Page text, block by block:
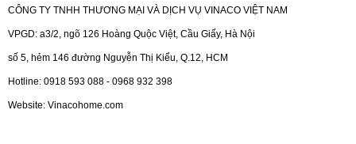
CÔNG TY TNHH THƯƠNG MẠI VÀ DỊCH VỤ VINACO VIỆT NAM
VPGD: a3/2, ngõ 126 Hoàng Quộc Việt, Cầu Giấy, Hà Nội
số 5, hẻm 146 đường Nguyễn Thị Kiểu, Q.12, HCM
Hotline: 0918 593 088 - 0968 932 398
Website: Vinacohome.com